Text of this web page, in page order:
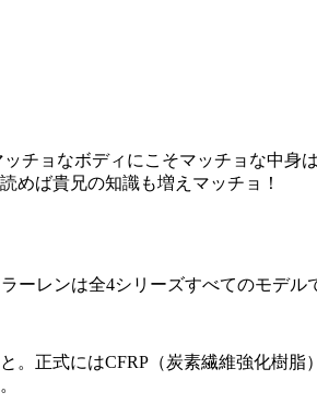
ョなボディにこそマッチョな中身
めば貴兄の知識も増えマッチョ！
レンは全4シリーズすべてのモデル
正式にはCFRP（炭素繊維強化樹